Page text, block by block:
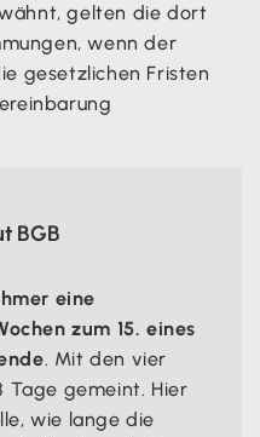
gelten die dort
wenn der
gesetzlichen Fristen
BGB
eine
zum 15. eines
. Mit den vier
Tage gemeint. Hier
wie lange die